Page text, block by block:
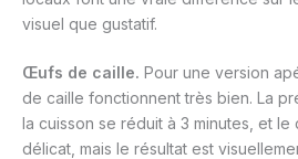
visuel que gustatif.
Œufs de caille. Pour une version
de caille fonctionnent très bien. La
la cuisson se réduit à 3 minutes, et le
délicat, mais le résultat est